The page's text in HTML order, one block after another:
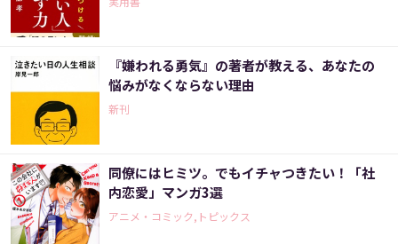
『嫌われる勇気』の著者が教える、あなたの
悩みがなくならない理由
新刊
同僚にはヒミツ。でもイチャつきたい！「社
内恋愛」マンガ3選
アニメ・コミック,トピックス